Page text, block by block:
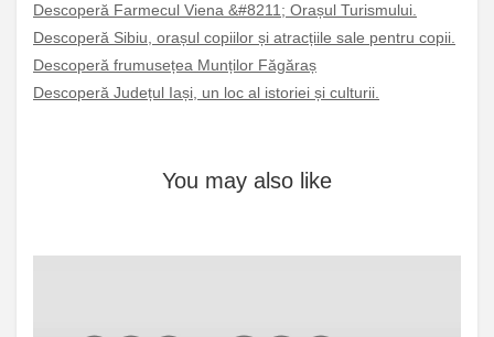
Descoperă Farmecul Viena &#8211; Orașul Turismului.
Descoperă Sibiu, orașul copiilor și atracțiile sale pentru copii.
Descoperă frumusețea Munților Făgăraș
Descoperă Județul Iași, un loc al istoriei și culturii.
You may also like